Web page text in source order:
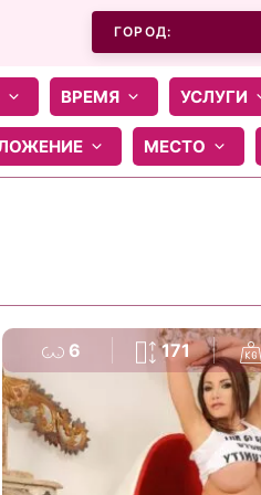
ГОРОД:
ВРЕМЯ УСЛУГИ
МЕСТО
6 171